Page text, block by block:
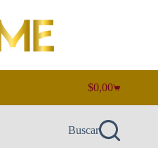
Carro
de
compra
$0,00
Buscar